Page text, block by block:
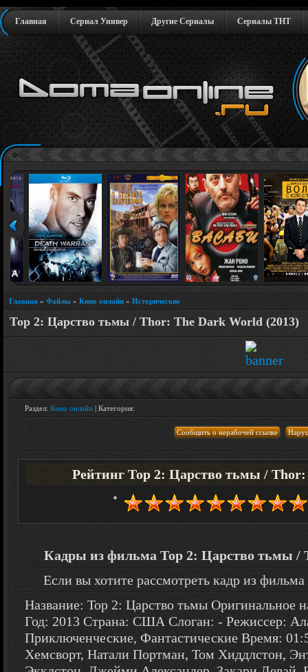
Главная Сериал Универ Другие Сериалы Сериалы ТНТ
Главная » Файлы » Кино онлайн » Исторические
Тор 2: Царство тьмы / Thor: The Dark World (2013)
Раздел: Кино онлайн | Категория:
Рейтинг Тор 2: Царство тьмы /
Кадры из фильма Тор 2: Царство тьмы /
Если вы хотите рассмотреть кадр из
Название: Тор 2: Царство тьмы Оригинальное
Год: 2013 Страна: США Слоган: - Режиссер:
Приключенческие, Фантастические Время:
Хемсворт, Натали Портман, Том Хиддлстон,